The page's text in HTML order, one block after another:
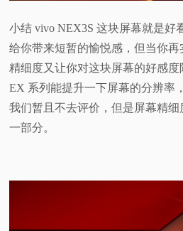
小结 vivo NEX3S 这块屏幕就是好
给你带来短暂的愉悦感，但当你
精细度又让你对这块屏幕的好感
EX 系列能提升一下屏幕的分辨率
我们暂且不去评价，但是屏幕精
一部分。